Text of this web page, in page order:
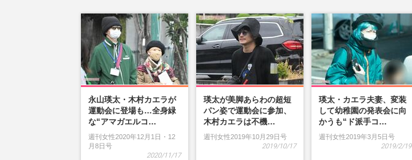
永山瑛太・木村カエラが
運動会に登場も…全身緑
な“アマガエルコ…
週刊女性2020年12月1日・12
月8日号
2020/11/17
瑛太が美脚あらわの超短
パン姿で運動会に参加、
木村カエラは不機…
週刊女性2019年10月29日号
2019/10/17
瑛太・カエラ夫妻、変装
して幼稚園の発表会に向
かうも“ド派手コ…
週刊女性2019年3月5日号
2019/2/19